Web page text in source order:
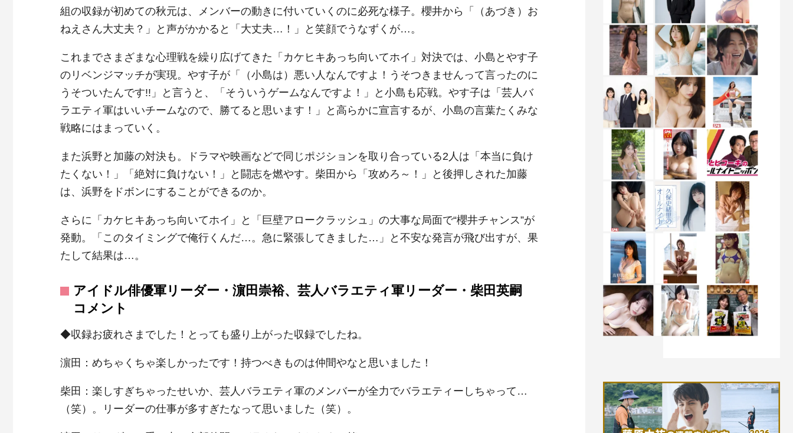
組の収録が初めての秋元は、メンバーの動きに付いていくのに必死な様子。櫻井から「（あづき）お
ねえさん大丈夫？」と声がかかると「大丈夫…！」と笑顔でうなずくが…。
これまでさまざまな心理戦を繰り広げてきた「カケヒキあっち向いてホイ」対決では、小島とやす子
のリベンジマッチが実現。やす子が「（小島は）悪い人なんですよ！うそつきませんって言ったのに
うそついたんです!!」と言うと、「そういうゲームなんですよ！」と小島も応戦。やす子は「芸人バ
ラエティ軍はいいチームなので、勝てると思います！」と高らかに宣言するが、小島の言葉たくみな
戦略にはまっていく。
また浜野と加藤の対決も。ドラマや映画などで同じポジションを取り合っている2人は「本当に負け
たくない！」「絶対に負けない！」と闘志を燃やす。柴田から「攻めろ～！」と後押しされた加藤
は、浜野をドボンにすることができるのか。
さらに「カケヒキあっち向いてホイ」と「巨壁アロークラッシュ」の大事な局面で“櫻井チャンス”が
発動。「このタイミングで俺行くんだ…。急に緊張してきました…」と不安な発言が飛び出すが、果
たして結果は…。
アイドル俳優軍リーダー・濵田崇裕、芸人バラエティ軍リーダー・柴田英嗣
コメント
◆収録お疲れさまでした！とっても盛り上がった収録でしたね。
濵田：めちゃくちゃ楽しかったです！持つべきものは仲間やなと思いました！
柴田：楽しすぎちゃったせいか、芸人バラエティ軍のメンバーが全力でバラエティーしちゃって…
（笑）。リーダーの仕事が多すぎたなって思いました（笑）。